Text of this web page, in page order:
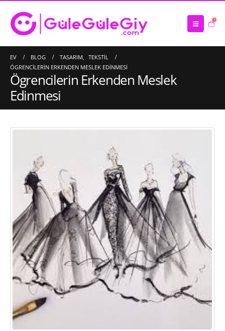
0
EV BLOG TASARIM, TEKSTIL
ÖGRENCILERIN ERKENDEN MESLEK EDINMESI
Ögrencilerin Erkenden Meslek
Edinmesi
Saten Atkı İmalatı
16/03/2023
Çanta İmalatı – Üretimi
10/03/2023
Giyilebilir Battaniye Hoodie
Üretimi
22/02/2023